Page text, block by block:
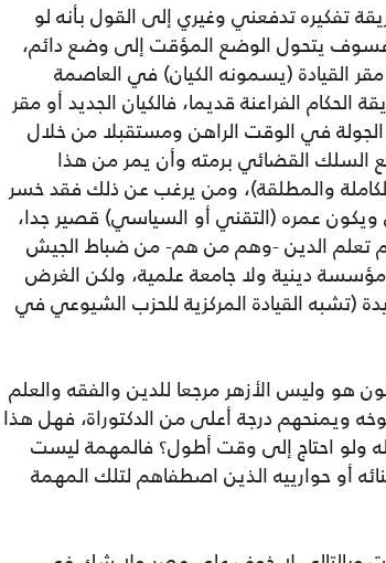
تفكيره تدفعني وغيري إلى القول بأنه لو
يتحول الوضع المؤقت إلى وضع دائم،
القيادة (يسمونه الكيان) في العاصمة
الفراعنة قديما، فالكيان الجديد أو مقر
في الوقت الراهن ومستقبلا من خلال
السلك القضائي برمته وأن يمر من هذا
الكاملة والمطلقة)، ومن يرغب عن ذلك فقد خسر
عمره (التقني أو السياسي) قصير جدا،
تعلم الدين -وهم من هم- من ضباط الجيش
دينية ولا جامعة علمية، ولكن الغرض
(تشبه القيادة المركزية للحزب الشيوعي في
هو وليس الأزهر مرجعا للدين والفقه والعلم
ويمنحهم درجة أعلى من الدكتوراة، فهل هذا
ولو احتاج إلى وقت أطول؟ فالمهمة ليست
أو حوارييه الذين اصطفاهم لتلك المهمة